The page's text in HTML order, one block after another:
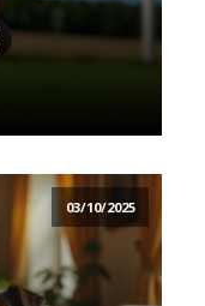
03/10/2025